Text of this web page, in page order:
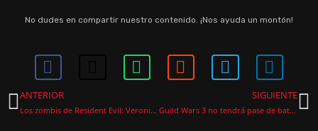
No dudes en compartir nuestro contenido. ¡Nos ayuda un montón!
ANTERIOR
Los zombis de Resident Evil: Veronica se mueven en hordas y cambian las reglas del T-Virus
SIGUIENTE
Guild Wars 3 no tendrá pase de batalla ni suscripción mensual, confirma ArenaNet